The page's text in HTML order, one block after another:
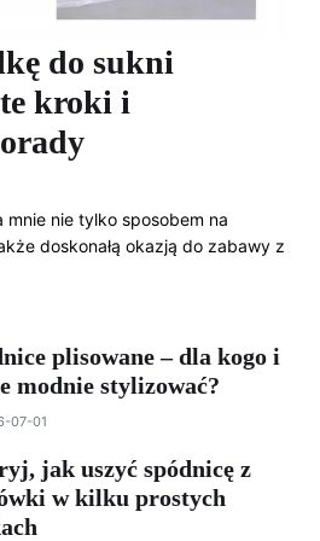
do sukni
kroki i
mnie nie tylko sposobem na
doskonałą okazją do zabawy z
plisowane – dla kogo i
modnie stylizować?
07-01
jak uszyć spódnicę z
w kilku prostych